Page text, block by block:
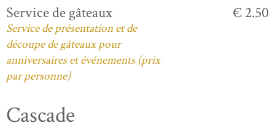
Service de gâteaux
Service de présentation et de
découpe de gâteaux pour
anniversaires et événements (prix
par personne)
€ 2.50
Cascade